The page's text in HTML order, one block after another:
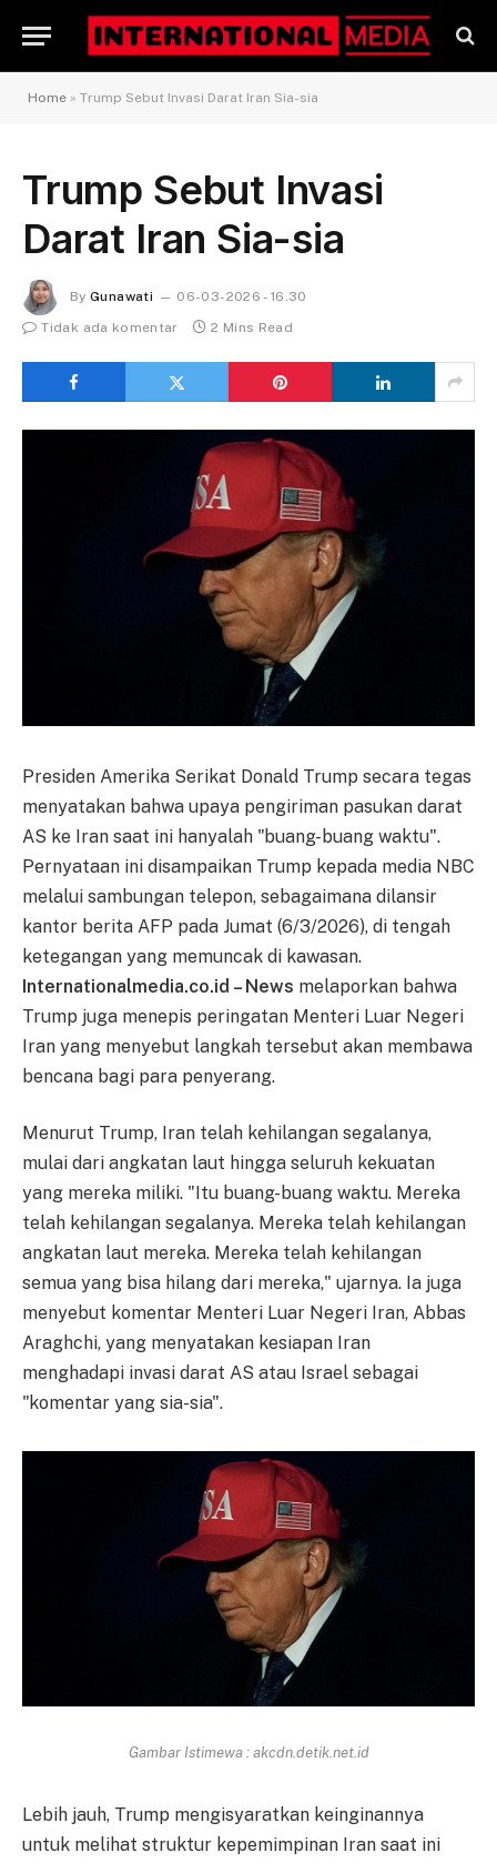
Home » Trump Sebut Invasi Darat Iran Sia-sia
Trump Sebut Invasi
Darat Iran Sia-sia
By Gunawati
06-03-2026 - 16.30
Tidak ada komentar
2 Mins Read
Presiden Amerika Serikat Donald Trump secara tegas
menyatakan bahwa upaya pengiriman pasukan darat
AS ke Iran saat ini hanyalah "buang-buang waktu".
Pernyataan ini disampaikan Trump kepada media NBC
melalui sambungan telepon, sebagaimana dilansir
kantor berita AFP pada Jumat (6/3/2026), di tengah
ketegangan yang memuncak di kawasan.
Internationalmedia.co.id – News melaporkan bahwa
Trump juga menepis peringatan Menteri Luar Negeri
Iran yang menyebut langkah tersebut akan membawa
bencana bagi para penyerang.
Menurut Trump, Iran telah kehilangan segalanya,
mulai dari angkatan laut hingga seluruh kekuatan
yang mereka miliki. "Itu buang-buang waktu. Mereka
telah kehilangan segalanya. Mereka telah kehilangan
angkatan laut mereka. Mereka telah kehilangan
semua yang bisa hilang dari mereka," ujarnya. Ia juga
menyebut komentar Menteri Luar Negeri Iran, Abbas
Araghchi, yang menyatakan kesiapan Iran
menghadapi invasi darat AS atau Israel sebagai
"komentar yang sia-sia".
Gambar Istimewa : akcdn.detik.net.id
Lebih jauh, Trump mengisyaratkan keinginannya
untuk melihat struktur kepemimpinan Iran saat ini